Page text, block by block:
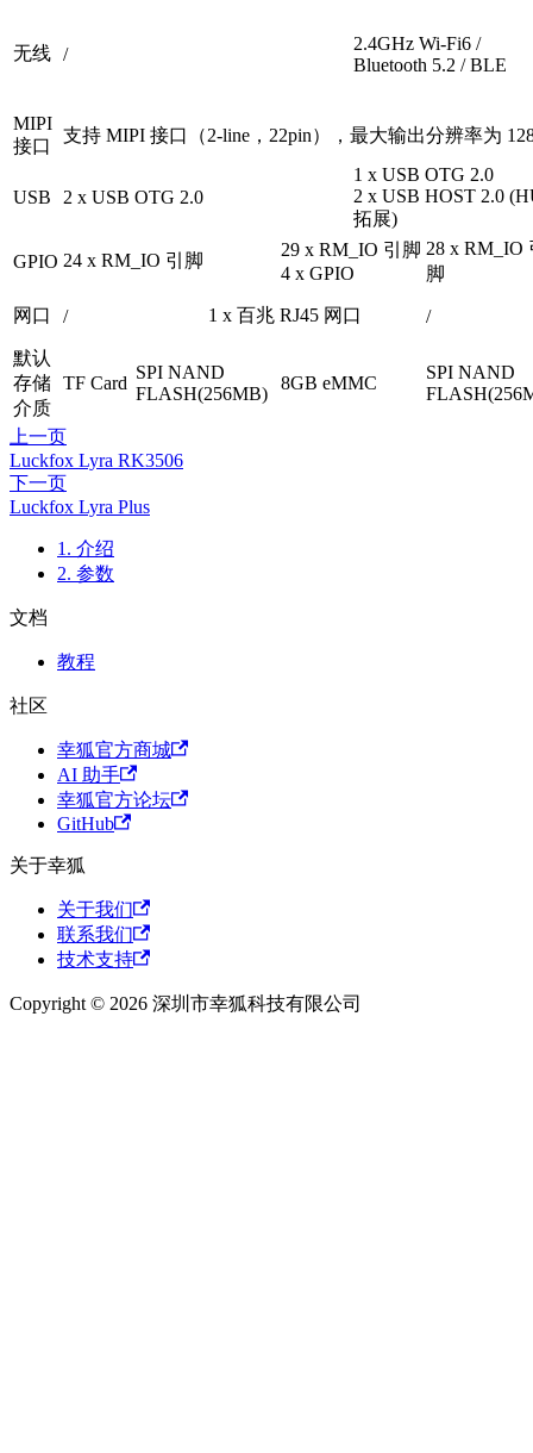
无线 /
2.4GHz Wi-Fi6 /
Bluetooth 5.2 / BLE
MIPI
接口
支持 MIPI 接口（2-line，22pin），最大输出分辨率为
USB 2 x USB OTG 2.0
1 x USB OTG 2.0
2 x USB HOST 2.0
拓展)
GPIO 24 x RM_IO 引脚
29 x RM_IO 引脚
4 x GPIO
28 x RM_IO
脚
网口 / 1 x 百兆 RJ45 网口 /
默认
存储
介质
TF Card
SPI NAND
FLASH(256MB)
8GB eMMC
SPI NAND
上一页
Luckfox Lyra RK3506
下一页
Luckfox Lyra Plus
1. 介绍
2. 参数
文档
教程
社区
幸狐官方商城
AI 助手
幸狐官方论坛
GitHub
关于幸狐
关于我们
联系我们
技术支持
Copyright © 2026 深圳市幸狐科技有限公司